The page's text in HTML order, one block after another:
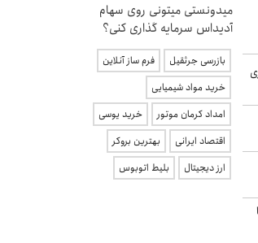
میدونستی میتونی روی سهام
آدیداس سرمایه گذاری کنی؟
بازرسی جرثقیل
فرم ساز آنلاین
خرید مواد شیمیایی
امداد کرمان موتور
خرید یوسی
اقتصاد ایرانی
بهترین بروکر
ارز دیجیتال
بلیط اتوبوس